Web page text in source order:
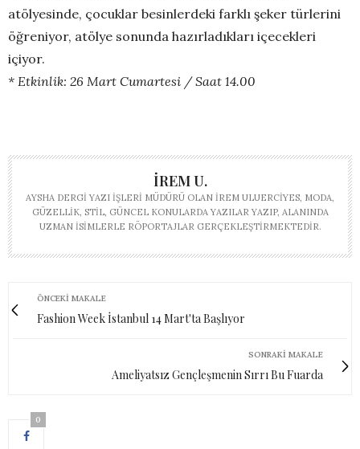
atölyesinde, çocuklar besinlerdeki farklı şeker türlerini
öğreniyor, atölye sonunda hazırladıkları içecekleri
içiyor.
* Etkinlik: 26 Mart Cumartesi / Saat 14.00
İREM U.
AYSHA DERGI YAZI İŞLERI MÜDÜRÜ OLAN İREM ULUERCIYES, MODA,
GÜZELLIK, STIL, GÜNCEL KONULARDA YAZILAR YAZIP, ALANINDA
UZMAN ISIMLERLE RÖPORTAJLAR GERÇEKLEŞTIRMEKTEDIR.
ÖNCEKI MAKALE
Fashion Week İstanbul 14 Mart'ta Başlıyor
SONRAKI MAKALE
Ameliyatsız Gençleşmenin Sırrı Bu Fuarda
0